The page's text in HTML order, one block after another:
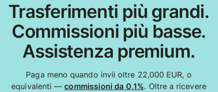
Trasferimenti più grandi.
Commissioni più basse.
Assistenza premium.
Paga meno quando invii oltre 22,000 EUR, o
equivalenti —commissioni da 0,1%. Oltre a ricevere